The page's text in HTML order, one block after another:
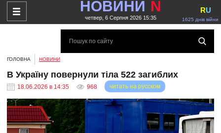
НОВИНИ N
четвер, 6 Серпня 2026 15:35 1625 днів війни
RU
ГОЛОВНА НОВИНИ
В Україну повернули тіла 522 загиблих
18.06.2026 в 14:35 968 читать на русском